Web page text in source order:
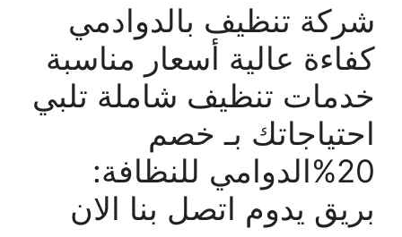
شركة تنظيف بالدوادمي
كفاءة عالية أسعار مناسبة
خدمات تنظيف شاملة تلبي
احتياجاتك بـ خصم
20%الدوامي للنظافة:
بريق يدوم اتصل بنا الان